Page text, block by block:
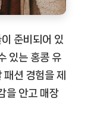
준비되어 있
있는 홍콩 유
션 경험을 제
을 안고 매장